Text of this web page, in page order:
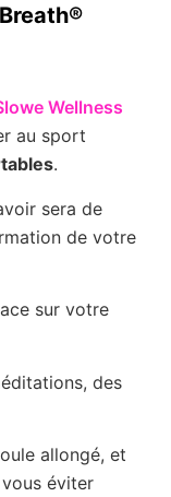
Wellness
au sport
.
sera de
de votre
sur votre
des
allongé, et
éviter